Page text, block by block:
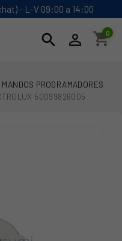
- L-V 09:00 a 14:00
search  shopping_cart
0
MANDOS PROGRAMADORES
50099826005